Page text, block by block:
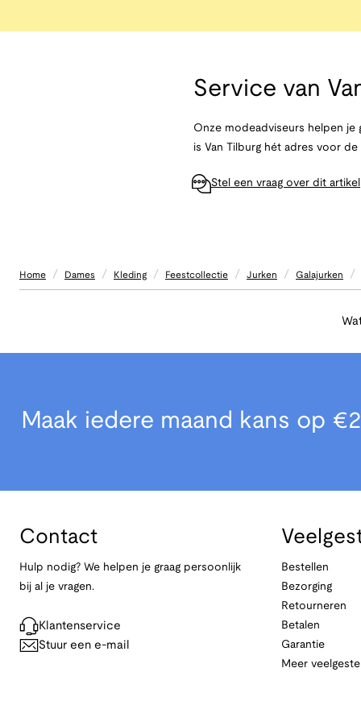
Service van
Onze modeadviseurs helpen je
is Van Tilburg hét adres voor
Stel een vraag over dit artikel
Home / Dames / Kleding / Feestcollectie / Jurken / Galajurken /
Maak iedere maand kans op
Contact
Hulp nodig? We helpen je graag persoonlijk
bij al je vragen.
Klantenservice
Stuur een e-mail
Bestellen
Bezorging
Retourneren
Betalen
Garantie
Meer